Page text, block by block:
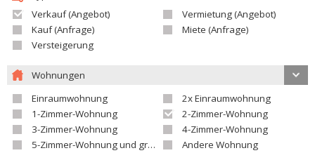
Verkauf (Angebot)
Vermietung (Angebot)
Kauf (Anfrage)
Miete (Anfrage)
Versteigerung
Wohnungen
Einraumwohnung
2x Einraumwohnung
1-Zimmer-Wohnung
2-Zimmer-Wohnung
3-Zimmer-Wohnung
4-Zimmer-Wohnung
5-Zimmer-Wohnung und größer
Andere Wohnung